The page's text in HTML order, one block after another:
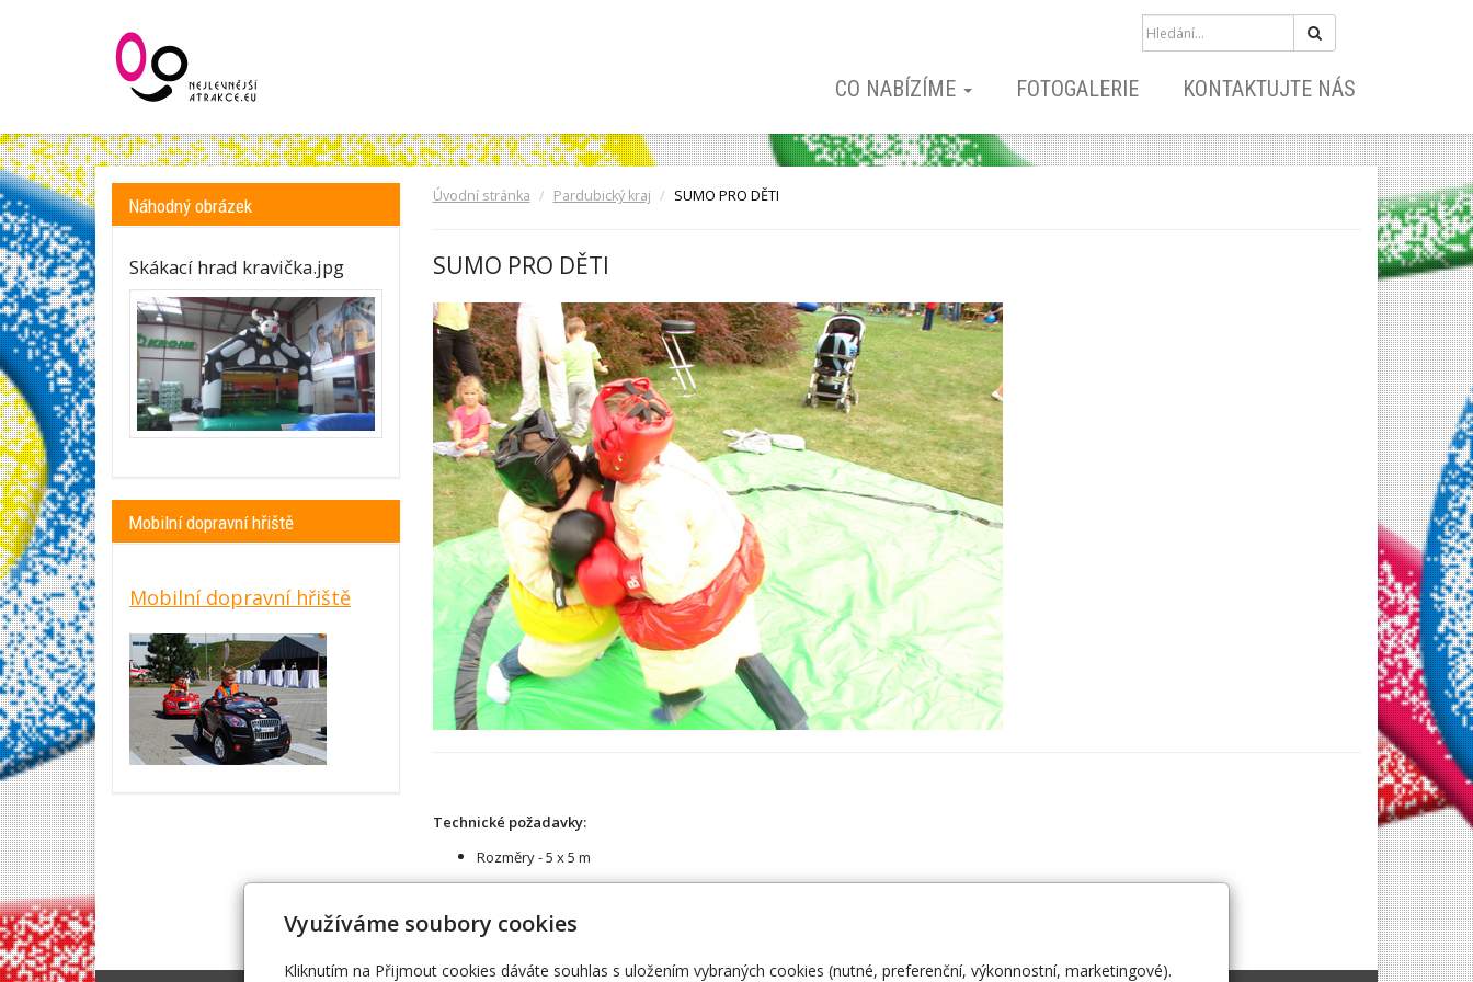
CO NABÍZÍME FOTOGALERIE KONTAKTUJTE NÁS
Úvodní stránka Pardubický kraj SUMO PRO DĚTI
SUMO PRO DĚTI
Technické požadavky:
Rozměry - 5 x 5 m
Náhodný obrázek
Skákací hrad kravička.jpg
Mobilní dopravní hřiště
Mobilní dopravní hřiště
Využíváme soubory cookies
Kliknutím na Přijmout cookies dáváte souhlas s uložením vybraných cookies (nutné, preferenční, výkonnostní, marketingové).